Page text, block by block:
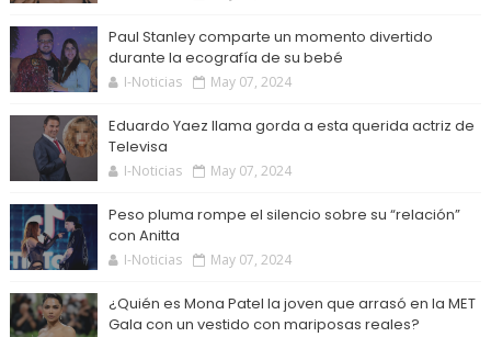
Paul Stanley comparte un momento divertido
durante la ecografía de su bebé
I-Noticias May 07, 2024
Eduardo Yaez llama gorda a esta querida actriz de
Televisa
I-Noticias May 07, 2024
Peso pluma rompe el silencio sobre su “relación”
con Anitta
I-Noticias May 07, 2024
¿Quién es Mona Patel la joven que arrasó en la MET
Gala con un vestido con mariposas reales?